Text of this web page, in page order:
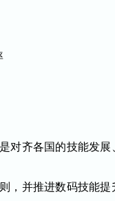
齐各国的技能发展
，并推进数码技能提